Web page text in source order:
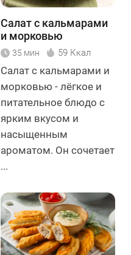
Салат с кальмарами
и морковью
35 мин 59 Ккал
Салат с кальмарами и
морковью - лёгкое и
питательное блюдо с
ярким вкусом и
насыщенным
ароматом. Он сочетает
...